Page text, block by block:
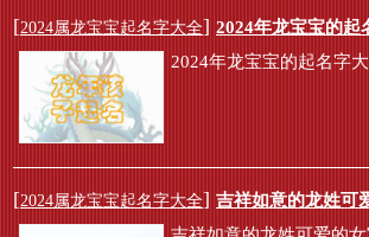
[2024属龙宝宝起名字大全] 2024年龙宝宝的起
2024年龙宝宝的起名字
[2024属龙宝宝起名字大全] 吉祥如意的龙姓可